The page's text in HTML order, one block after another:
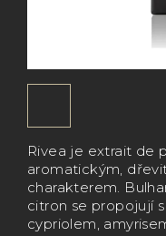
Rivea je extrait de
aromatickým,
charakterem.
citron se propojují
cypriolem,